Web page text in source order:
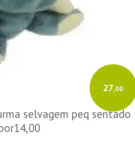
27,00
selvagem peq sentado